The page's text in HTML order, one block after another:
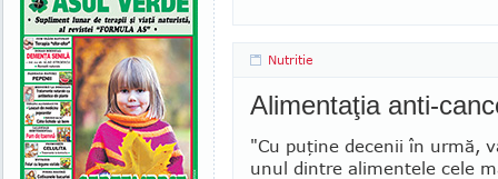
Nutritie
Alimentaţia anti-
"Cu puţine decenii în urmă,
unul din­tre alimentele cele